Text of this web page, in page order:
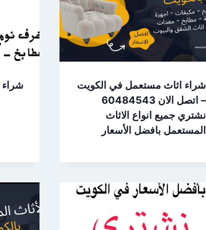
شراء اثاث مستعمل في الكويت
– اتصل الان 60484543
نشتري جميع انواع الاثاث
المستعمل بافضل الأسعار
شراء